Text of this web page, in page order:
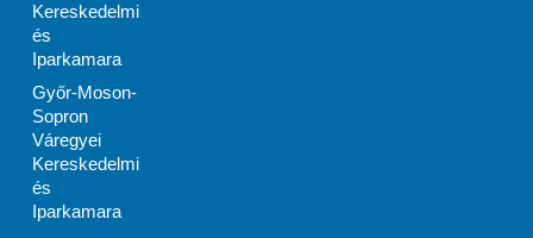
Kereskedelmi
és
Iparkamara
Győr-Moson-
Sopron
Váregyei
Kereskedelmi
és
Iparkamara